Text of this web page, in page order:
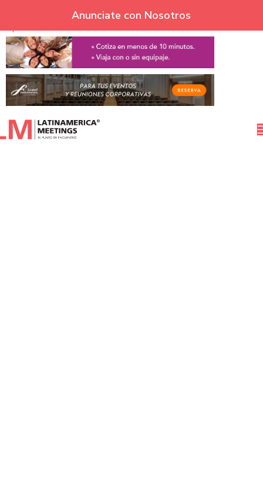
Skip to navigation
Skip to main content
Anunciate con Nosotros